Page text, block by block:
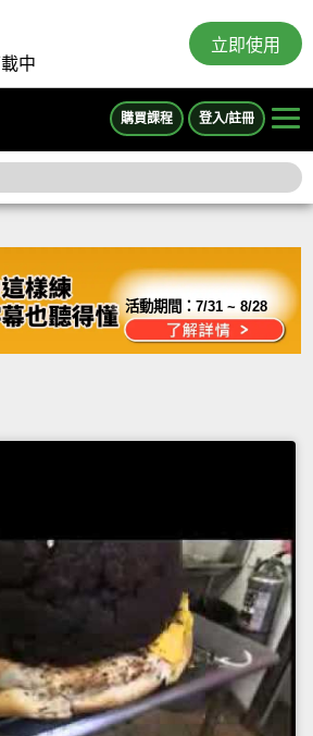
中
立即使用
購買課程 登入/註冊
活動期間：7/31 ~ 8/28